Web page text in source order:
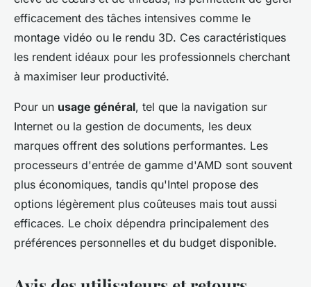
efficacement des tâches intensives comme le
montage vidéo ou le rendu 3D. Ces caractéristiques
les rendent idéaux pour les professionnels cherchant
à maximiser leur productivité.
Pour un usage général, tel que la navigation sur
Internet ou la gestion de documents, les deux
marques offrent des solutions performantes. Les
processeurs d'entrée de gamme d'AMD sont souvent
plus économiques, tandis qu'Intel propose des
options légèrement plus coûteuses mais tout aussi
efficaces. Le choix dépendra principalement des
préférences personnelles et du budget disponible.